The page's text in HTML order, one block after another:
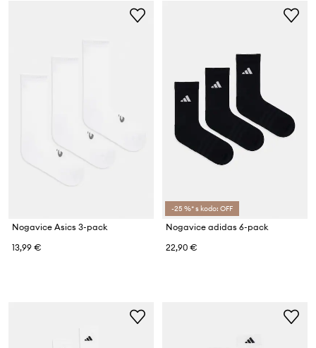
Nogavice Asics 3-pack
13,99 €
-25 %* s kodo: OFF
Nogavice adidas 6-pack
22,90 €